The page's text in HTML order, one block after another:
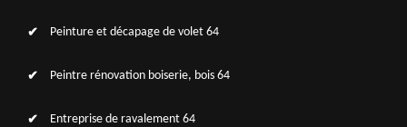
Peinture et décapage de volet 64
Peintre rénovation boiserie, bois 64
Entreprise de ravalement 64